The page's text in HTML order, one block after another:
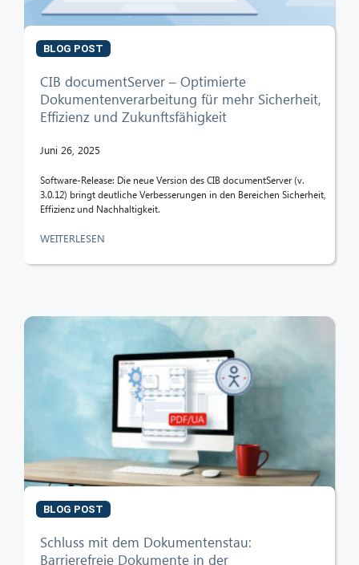
BLOG POST
CIB documentServer – Optimierte
Dokumentenverarbeitung für mehr Sicherheit,
Effizienz und Zukunftsfähigkeit
Juni 26, 2025
Software-Release: Die neue Version des CIB documentServer (v.
3.0.12) bringt deutliche Verbesserungen in den Bereichen Sicherheit,
Effizienz und Nachhaltigkeit.
WEITERLESEN
BLOG POST
Schluss mit dem Dokumentenstau:
Barrierefreie Dokumente in der